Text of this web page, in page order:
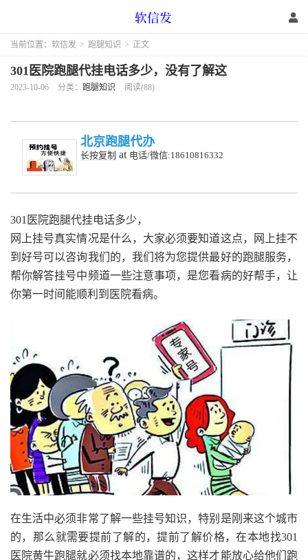
当前位置： 软信发 > 跑腿知识 > 正文
301医院跑腿代挂电话多少，没有了解这
2023-10-06 分类： 跑腿知识 阅读(88)
北京跑腿代办
长按复制 at 电话/微信:18610816332
301医院跑腿代挂电话多少，
网上挂号真实情况是什么，大家必须要知道这点，网上挂不
到好号可以咨询我们的，我们将为您提供最好的跑腿服务，
帮你解答挂号中频道一些注意事项，是您看病的好帮手，让
你第一时间能顺利到医院看病。
在生活中必须非常了解一些挂号知识，特别是刚来这个城市
的，那么就需要提前了解的，提前了解价格，在本地找301
医院黄牛跑腿就必须找本地靠谱的，这样才能放心给他们跑